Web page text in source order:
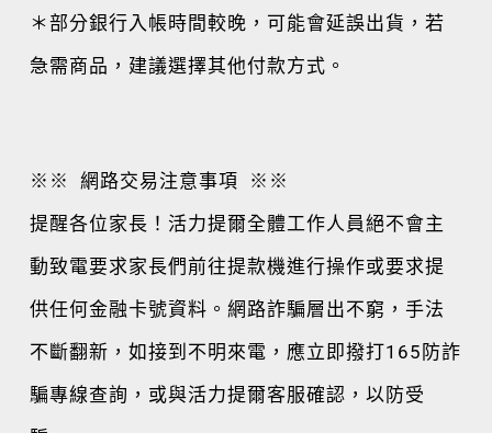
＊部分銀行入帳時間較晚，可能會延誤出貨，若
急需商品，建議選擇其他付款方式。
※※ 網路交易注意事項
※※
提醒各位家長！活力提爾全體工作人員絕不會主
動致電要求家長們前往提款機進行操作或要求提
供任何金融卡號資料。網路詐騙層出不窮，手法
不斷翻新，如接到不明來電，應立即撥打165防詐
騙專線查詢，或與活力提爾客服確認，以防受